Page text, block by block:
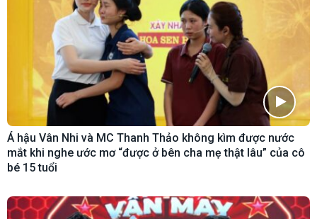
Á hậu Vân Nhi và MC Thanh Thảo không kìm được nước
mắt khi nghe ước mơ “được ở bên cha mẹ thật lâu” của cô
bé 15 tuổi